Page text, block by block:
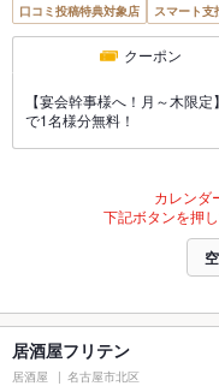
口コミ投稿特典対象店 スマート支
クーポン
【宴会幹事様へ！月～木限
で1名様分無料！
カレンダ
下記ボタンを押
居酒屋フリテン
居酒屋 名古屋市北区